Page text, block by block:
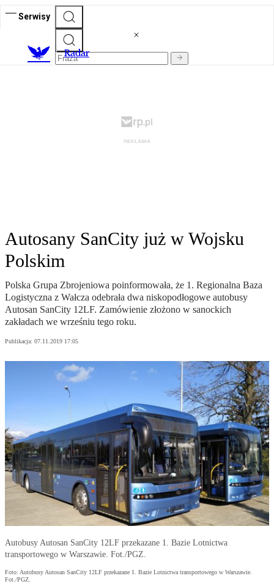
Serwisy
Radar
Autosany SanCity już w Wojsku
Polskim
Polska Grupa Zbrojeniowa poinformowała, że 1. Regionalna Baza
Logistyczna z Wałcza odebrała dwa niskopodłogowe autobusy
Autosan SanCity 12LF. Zamówienie złożono w sanockich
zakładach we wrześniu tego roku.
Publikacja: 07.11.2019 17:05
Autobusy Autosan SanCity 12LF przekazane 1. Bazie Lotnictwa
transportowego w Warszawie. Fot./PGZ.
Foto: Autobusy Autosan SanCity 12LF przekazane 1. Bazie Lotnictwa transportowego w Warszawie.
Fot./PGZ.